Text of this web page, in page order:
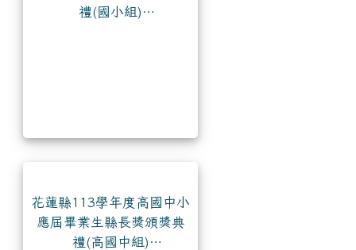
禮(國小組)
花蓮縣113學年度高國中小
應屆畢業生縣長獎頒獎典
禮(高國中組)